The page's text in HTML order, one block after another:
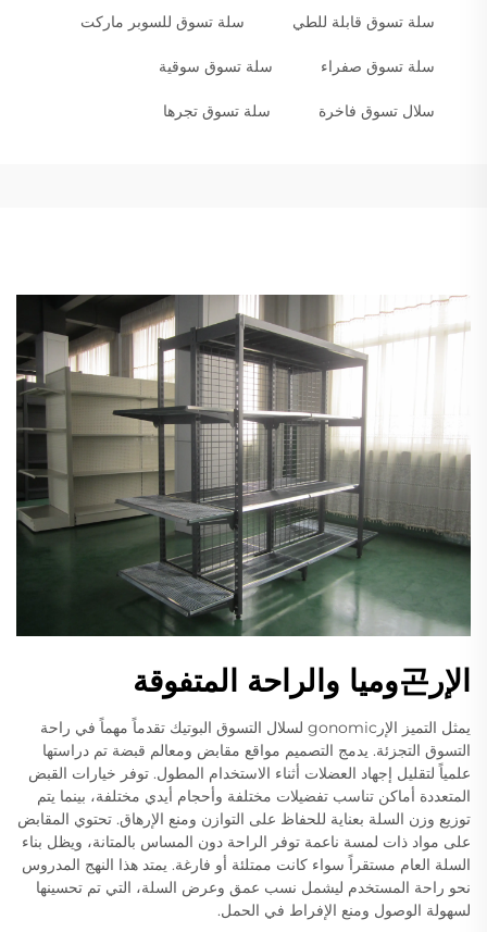
سلة تسوق قابلة للطي سلة تسوق للسوبر ماركت
سلة تسوق صفراء سلة تسوق سوقية
سلال تسوق فاخرة سلة تسوق تجرها
الإر곤وميا والراحة المتفوقة
يمثل التميز الإرgonomic لسلال التسوق البوتيك تقدماً مهماً في راحة
التسوق التجزئة. يدمج التصميم مواقع مقابض ومعالم قبضة تم دراستها
علمياً لتقليل إجهاد العضلات أثناء الاستخدام المطول. توفر خيارات القبض
المتعددة أماكن تناسب تفضيلات مختلفة وأحجام أيدي مختلفة، بينما يتم
توزيع وزن السلة بعناية للحفاظ على التوازن ومنع الإرهاق. تحتوي المقابض
على مواد ذات لمسة ناعمة توفر الراحة دون المساس بالمتانة، ويظل بناء
السلة العام مستقراً سواء كانت ممتلئة أو فارغة. يمتد هذا النهج المدروس
نحو راحة المستخدم ليشمل نسب عمق وعرض السلة، التي تم تحسينها
لسهولة الوصول ومنع الإفراط في الحمل.